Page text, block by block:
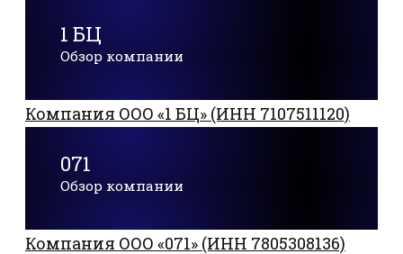
1 БЦ
Обзор компании
Компания ООО «1 БЦ» (ИНН 7107511120)
071
Обзор компании
Компания ООО «071» (ИНН 7805308136)